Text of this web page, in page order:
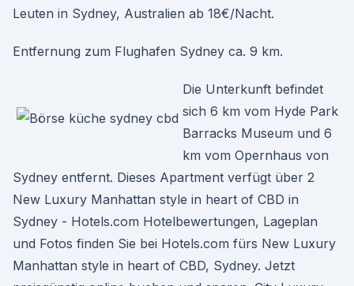
Leuten in Sydney, Australien ab 18€/Nacht.
Entfernung zum Flughafen Sydney ca. 9 km.
Die Unterkunft befindet
sich 6 km vom Hyde Park
Barracks Museum und 6
km vom Opernhaus von
Sydney entfernt. Dieses Apartment verfügt über 2
New Luxury Manhattan style in heart of CBD in
Sydney - Hotels.com Hotelbewertungen, Lageplan
und Fotos finden Sie bei Hotels.com fürs New Luxury
Manhattan style in heart of CBD, Sydney. Jetzt